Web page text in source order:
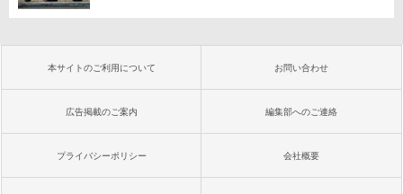
本サイトのご利用について お問い合わせ
広告掲載のご案内 編集部へのご連絡
プライバシーポリシー 会社概要